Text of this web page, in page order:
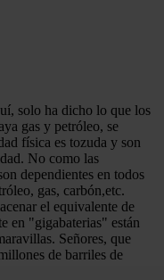
solo ha dicho lo que los
gas y petróleo, se
física es tozuda y son
No como las
dependientes en todos
gas, carbón,etc.
el equivalente de
en "gigabaterias" están
Señores, que
de barriles de